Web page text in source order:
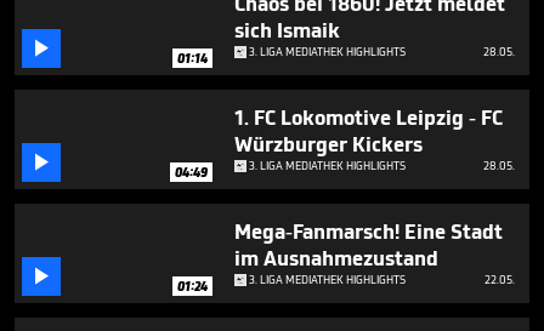
 01:14
sich Ismaik
3. LIGA MEDIATHEK HIGHLIGHTS 28.05.
 04:49
1. FC Lokomotive Leipzig - FC
Würzburger Kickers
3. LIGA MEDIATHEK HIGHLIGHTS 28.05.
 01:24
Mega-Fanmarsch! Eine Stadt
im Ausnahmezustand
3. LIGA MEDIATHEK HIGHLIGHTS 22.05.